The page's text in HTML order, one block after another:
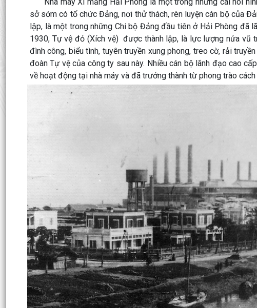
sở sớm có tổ chức Đảng, nơi thử thách, rèn luyện cán bộ của
lập, là một trong những Chi bộ Đảng đầu tiên ở Hải Phòng đã
1930, Tự vệ đỏ (Xích vệ) được thành lập, là lực lượng nửa vũ
đình công, biểu tình, tuyên truyền xung phong, treo cờ, rải
đoàn Tự vệ của công ty sau này. Nhiều cán bộ lãnh đạo cao
về hoạt động tại nhà máy và đã trưởng thành từ phong trào